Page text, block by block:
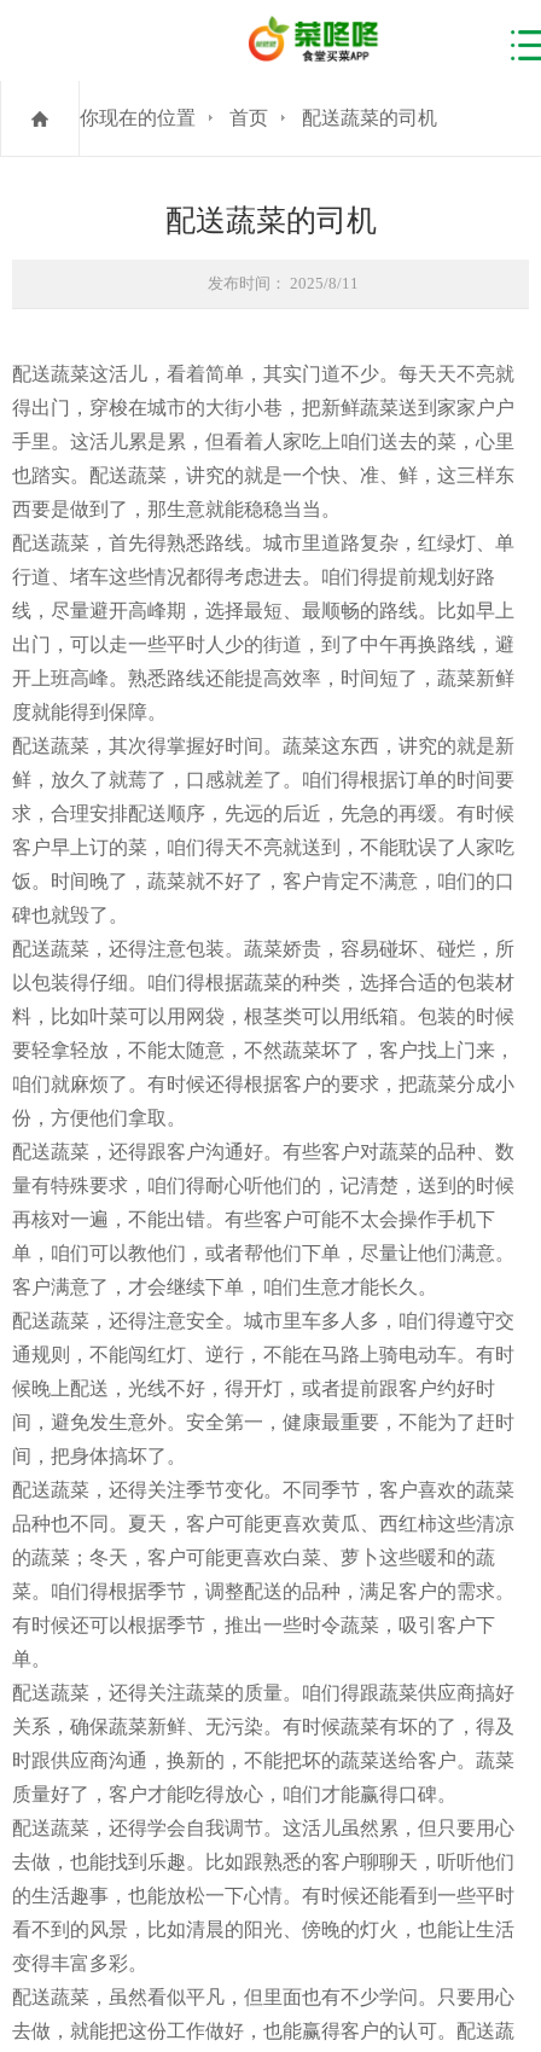
你现在的位置 首页 配送蔬菜的司机
配送蔬菜的司机
发布时间： 2025/8/11
配送蔬菜这活儿，看着简单，其实门道不少。每天天不亮就
得出门，穿梭在城市的大街小巷，把新鲜蔬菜送到家家户户
手里。这活儿累是累，但看着人家吃上咱们送去的菜，心里
也踏实。配送蔬菜，讲究的就是一个快、准、鲜，这三样东
西要是做到了，那生意就能稳稳当当。
配送蔬菜，首先得熟悉路线。城市里道路复杂，红绿灯、单
行道、堵车这些情况都得考虑进去。咱们得提前规划好路
线，尽量避开高峰期，选择最短、最顺畅的路线。比如早上
出门，可以走一些平时人少的街道，到了中午再换路线，避
开上班高峰。熟悉路线还能提高效率，时间短了，蔬菜新鲜
度就能得到保障。
配送蔬菜，其次得掌握好时间。蔬菜这东西，讲究的就是新
鲜，放久了就蔫了，口感就差了。咱们得根据订单的时间要
求，合理安排配送顺序，先远的后近，先急的再缓。有时候
客户早上订的菜，咱们得天不亮就送到，不能耽误了人家吃
饭。时间晚了，蔬菜就不好了，客户肯定不满意，咱们的口
碑也就毁了。
配送蔬菜，还得注意包装。蔬菜娇贵，容易碰坏、碰烂，所
以包装得仔细。咱们得根据蔬菜的种类，选择合适的包装材
料，比如叶菜可以用网袋，根茎类可以用纸箱。包装的时候
要轻拿轻放，不能太随意，不然蔬菜坏了，客户找上门来，
咱们就麻烦了。有时候还得根据客户的要求，把蔬菜分成小
份，方便他们拿取。
配送蔬菜，还得跟客户沟通好。有些客户对蔬菜的品种、数
量有特殊要求，咱们得耐心听他们的，记清楚，送到的时候
再核对一遍，不能出错。有些客户可能不太会操作手机下
单，咱们可以教他们，或者帮他们下单，尽量让他们满意。
客户满意了，才会继续下单，咱们生意才能长久。
配送蔬菜，还得注意安全。城市里车多人多，咱们得遵守交
通规则，不能闯红灯、逆行，不能在马路上骑电动车。有时
候晚上配送，光线不好，得开灯，或者提前跟客户约好时
间，避免发生意外。安全第一，健康最重要，不能为了赶时
间，把身体搞坏了。
配送蔬菜，还得关注季节变化。不同季节，客户喜欢的蔬菜
品种也不同。夏天，客户可能更喜欢黄瓜、西红柿这些清凉
的蔬菜；冬天，客户可能更喜欢白菜、萝卜这些暖和的蔬
菜。咱们得根据季节，调整配送的品种，满足客户的需求。
有时候还可以根据季节，推出一些时令蔬菜，吸引客户下
单。
配送蔬菜，还得关注蔬菜的质量。咱们得跟蔬菜供应商搞好
关系，确保蔬菜新鲜、无污染。有时候蔬菜有坏的了，得及
时跟供应商沟通，换新的，不能把坏的蔬菜送给客户。蔬菜
质量好了，客户才能吃得放心，咱们才能赢得口碑。
配送蔬菜，还得学会自我调节。这活儿虽然累，但只要用心
去做，也能找到乐趣。比如跟熟悉的客户聊聊天，听听他们
的生活趣事，也能放松一下心情。有时候还能看到一些平时
看不到的风景，比如清晨的阳光、傍晚的灯火，也能让生活
变得丰富多彩。
配送蔬菜，虽然看似平凡，但里面也有不少学问。只要用心
去做，就能把这份工作做好，也能赢得客户的认可。配送蔬